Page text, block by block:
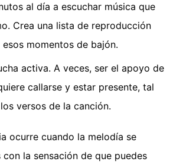
al día a escuchar música que
Crea una lista de reproducción
momentos de bajón.
activa. A veces, ser el apoyo de
callarse y estar presente, tal
versos de la canción.
ocurre cuando la melodía se
la sensación de que puedes